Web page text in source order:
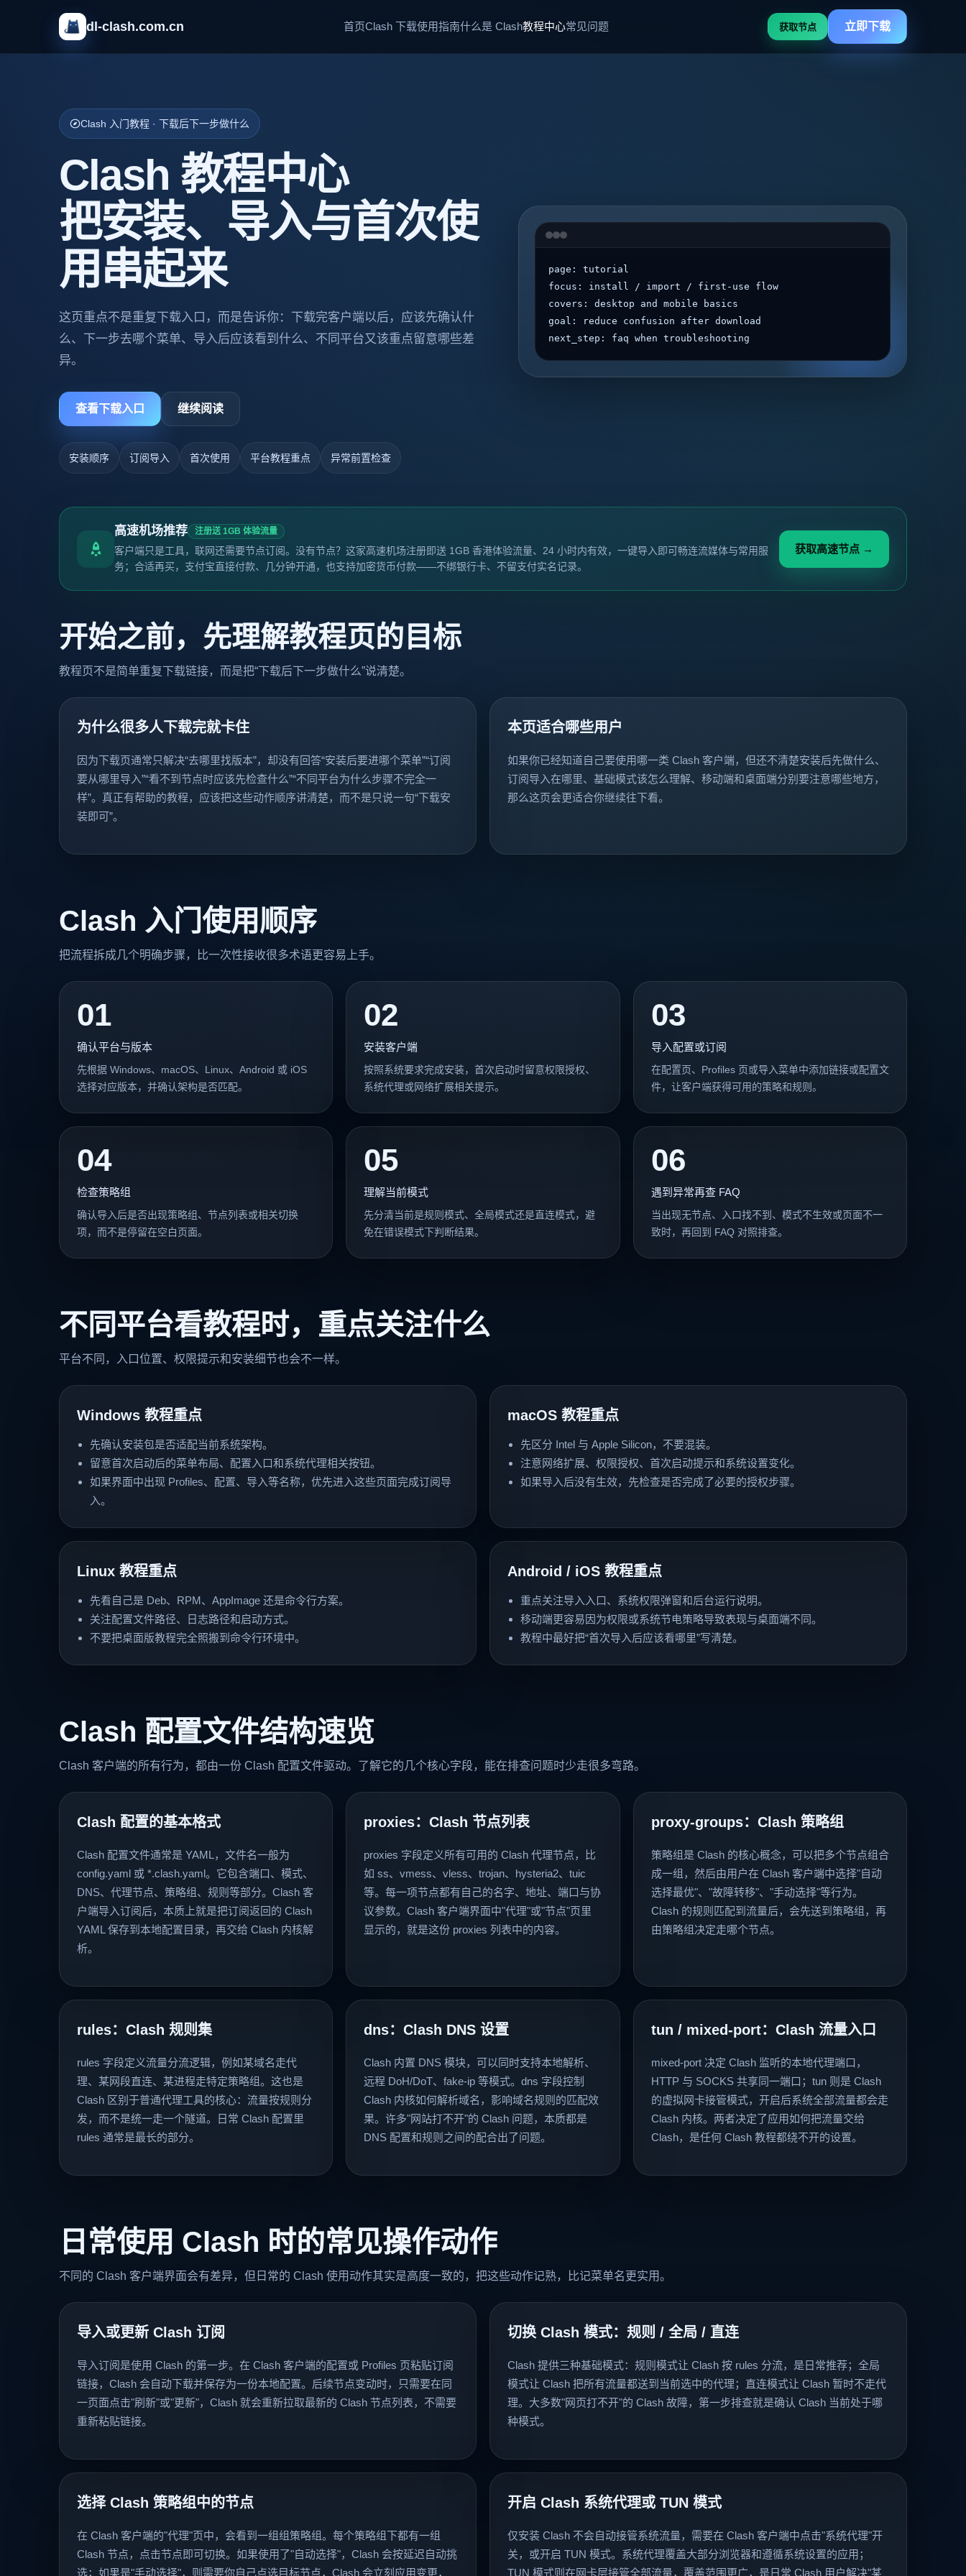
dl-clash.com.cn 首页Clash 下载使用指南什么是 Clash教程中心常见问题 获取节点 立即下载
Clash 入门教程 · 下载后下一步做什么
Clash 教程中心
把安装、导入与首次使
用串起来
这页重点不是重复下载入口，而是告诉你：下载完客户端以后，应该先确认什
么、下一步去哪个菜单、导入后应该看到什么、不同平台又该重点留意哪些差
异。
查看下载入口 继续阅读
安装顺序 订阅导入 首次使用 平台教程重点 异常前置检查
page: tutorial
focus: install / import / first-use flow
covers: desktop and mobile basics
goal: reduce confusion after download
next_step: faq when troubleshooting
高速机场推荐 注册送 1GB 体验流量
客户端只是工具，联网还需要节点订阅。没有节点？这家高速机场注册即送 1GB 香港体验流量、24 小时内有效，一键导入即可畅连流媒体与常用服
务；合适再买，支付宝直接付款、几分钟开通，也支持加密货币付款——不绑银行卡、不留支付实名记录。
获取高速节点 →
开始之前，先理解教程页的目标
教程页不是简单重复下载链接，而是把“下载后下一步做什么”说清楚。
为什么很多人下载完就卡住
因为下载页通常只解决“去哪里找版本”，却没有回答“安装后要进哪个菜单”“订阅
要从哪里导入”“看不到节点时应该先检查什么”“不同平台为什么步骤不完全一
样”。真正有帮助的教程，应该把这些动作顺序讲清楚，而不是只说一句“下载安
装即可”。
本页适合哪些用户
如果你已经知道自己要使用哪一类 Clash 客户端，但还不清楚安装后先做什么、
订阅导入在哪里、基础模式该怎么理解、移动端和桌面端分别要注意哪些地方，
那么这页会更适合你继续往下看。
Clash 入门使用顺序
把流程拆成几个明确步骤，比一次性接收很多术语更容易上手。
01
确认平台与版本
先根据 Windows、macOS、Linux、Android 或 iOS
选择对应版本，并确认架构是否匹配。
02
安装客户端
按照系统要求完成安装，首次启动时留意权限授权、
系统代理或网络扩展相关提示。
03
导入配置或订阅
在配置页、Profiles 页或导入菜单中添加链接或配置文
件，让客户端获得可用的策略和规则。
04
检查策略组
确认导入后是否出现策略组、节点列表或相关切换
项，而不是停留在空白页面。
05
理解当前模式
先分清当前是规则模式、全局模式还是直连模式，避
免在错误模式下判断结果。
06
遇到异常再查 FAQ
当出现无节点、入口找不到、模式不生效或页面不一
致时，再回到 FAQ 对照排查。
不同平台看教程时，重点关注什么
平台不同，入口位置、权限提示和安装细节也会不一样。
Windows 教程重点
先确认安装包是否适配当前系统架构。
留意首次启动后的菜单布局、配置入口和系统代理相关按钮。
如果界面中出现 Profiles、配置、导入等名称，优先进入这些页面完成订阅导
入。
macOS 教程重点
先区分 Intel 与 Apple Silicon，不要混装。
注意网络扩展、权限授权、首次启动提示和系统设置变化。
如果导入后没有生效，先检查是否完成了必要的授权步骤。
Linux 教程重点
先看自己是 Deb、RPM、AppImage 还是命令行方案。
关注配置文件路径、日志路径和启动方式。
不要把桌面版教程完全照搬到命令行环境中。
Android / iOS 教程重点
重点关注导入入口、系统权限弹窗和后台运行说明。
移动端更容易因为权限或系统节电策略导致表现与桌面端不同。
教程中最好把“首次导入后应该看哪里”写清楚。
Clash 配置文件结构速览
Clash 客户端的所有行为，都由一份 Clash 配置文件驱动。了解它的几个核心字段，能在排查问题时少走很多弯路。
Clash 配置的基本格式
Clash 配置文件通常是 YAML，文件名一般为
config.yaml 或 *.clash.yaml。它包含端口、模式、
DNS、代理节点、策略组、规则等部分。Clash 客
户端导入订阅后，本质上就是把订阅返回的 Clash
YAML 保存到本地配置目录，再交给 Clash 内核解
析。
proxies：Clash 节点列表
proxies 字段定义所有可用的 Clash 代理节点，比
如 ss、vmess、vless、trojan、hysteria2、tuic
等。每一项节点都有自己的名字、地址、端口与协
议参数。Clash 客户端界面中"代理"或"节点"页里
显示的，就是这份 proxies 列表中的内容。
proxy-groups：Clash 策略组
策略组是 Clash 的核心概念，可以把多个节点组合
成一组，然后由用户在 Clash 客户端中选择"自动
选择最优"、"故障转移"、"手动选择"等行为。
Clash 的规则匹配到流量后，会先送到策略组，再
由策略组决定走哪个节点。
rules：Clash 规则集
rules 字段定义流量分流逻辑，例如某域名走代
理、某网段直连、某进程走特定策略组。这也是
Clash 区别于普通代理工具的核心：流量按规则分
发，而不是统一走一个隧道。日常 Clash 配置里
rules 通常是最长的部分。
dns：Clash DNS 设置
Clash 内置 DNS 模块，可以同时支持本地解析、
远程 DoH/DoT、fake-ip 等模式。dns 字段控制
Clash 内核如何解析域名，影响域名规则的匹配效
果。许多"网站打不开"的 Clash 问题，本质都是
DNS 配置和规则之间的配合出了问题。
tun / mixed-port：Clash 流量入口
mixed-port 决定 Clash 监听的本地代理端口，
HTTP 与 SOCKS 共享同一端口；tun 则是 Clash
的虚拟网卡接管模式，开启后系统全部流量都会走
Clash 内核。两者决定了应用如何把流量交给
Clash，是任何 Clash 教程都绕不开的设置。
日常使用 Clash 时的常见操作动作
不同的 Clash 客户端界面会有差异，但日常的 Clash 使用动作其实是高度一致的，把这些动作记熟，比记菜单名更实用。
导入或更新 Clash 订阅
导入订阅是使用 Clash 的第一步。在 Clash 客户端的配置或 Profiles 页粘贴订阅
链接，Clash 会自动下载并保存为一份本地配置。后续节点变动时，只需要在同
一页面点击"刷新"或"更新"，Clash 就会重新拉取最新的 Clash 节点列表，不需要
重新粘贴链接。
切换 Clash 模式：规则 / 全局 / 直连
Clash 提供三种基础模式：规则模式让 Clash 按 rules 分流，是日常推荐；全局
模式让 Clash 把所有流量都送到当前选中的代理；直连模式让 Clash 暂时不走代
理。大多数"网页打不开"的 Clash 故障，第一步排查就是确认 Clash 当前处于哪
种模式。
选择 Clash 策略组中的节点
在 Clash 客户端的"代理"页中，会看到一组组策略组。每个策略组下都有一组
Clash 节点，点击节点即可切换。如果使用了"自动选择"，Clash 会按延迟自动挑
选；如果是"手动选择"，则需要你自己点选目标节点，Clash 会立刻应用变更，
开启 Clash 系统代理或 TUN 模式
仅安装 Clash 不会自动接管系统流量，需要在 Clash 客户端中点击"系统代理"开
关，或开启 TUN 模式。系统代理覆盖大部分浏览器和遵循系统设置的应用；
TUN 模式则在网卡层接管全部流量，覆盖范围更广，是日常 Clash 用户解决"某